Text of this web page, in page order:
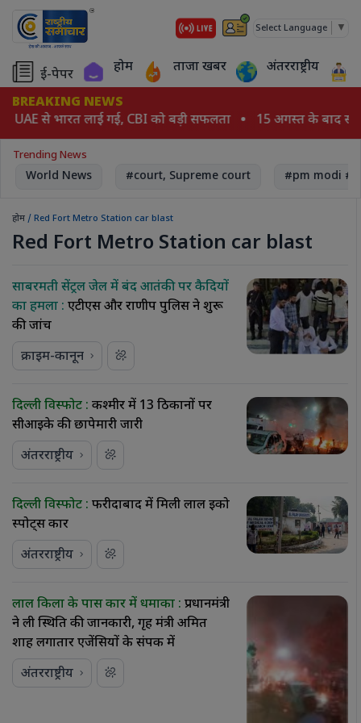
Select Language ▼
ई-पेपर होम ताजा खबर अंतरराष्ट्रीय
BREAKING NEWS
UAE से भारत लाई गई, CBI को बड़ी सफलता
15 अगस्त के बाद
Trending News
World News #court, Supreme court #pm modi #
होम / Red Fort Metro Station car blast
Red Fort Metro Station car blast
साबरमती सेंट्रल जेल में बंद आतंकी पर कैदियों
का हमला : एटीएस और राणीप पुलिस ने शुरू
की जांच
क्राइम-कानून
दिल्ली विस्फोट : कश्मीर में 13 ठिकानों पर
सीआईके की छापेमारी जारी
अंतरराष्ट्रीय
दिल्ली विस्फोट : फरीदाबाद में मिली लाल इको
स्पोर्ट्स कार
अंतरराष्ट्रीय
लाल किला के पास कार में धमाका : प्रधानमंत्री
ने ली स्थिति की जानकारी, गृह मंत्री अमित
शाह लगातार एजेंसियों के संपर्क में
अंतरराष्ट्रीय